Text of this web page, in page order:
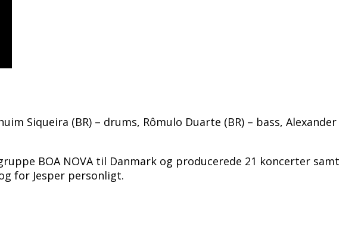
Siqueira (BR) – drums, Rômulo Duarte (BR) – bass, Alexander
BOA NOVA til Danmark og producerede 21 koncerter samt
for Jesper personligt.